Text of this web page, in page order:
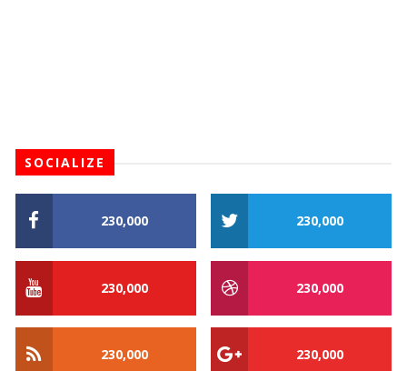
SOCIALIZE
230,000 230,000
230,000 230,000
230,000 230,000